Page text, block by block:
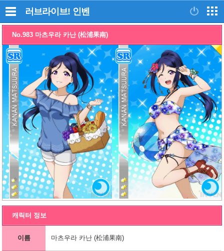
러브라이브! 인벤
No.983 마츠우라 카난 (松浦果南)
캐릭터 정보
이름 마츠우라 카난 (松浦果南)